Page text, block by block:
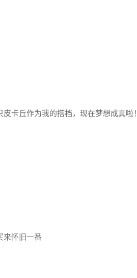
卡丘作为我的搭档，现在梦想成真啦！
来怀旧一番